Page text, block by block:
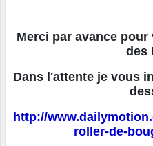
Merci par avance
des
Dans l'attente je vous
http://
roller-de-